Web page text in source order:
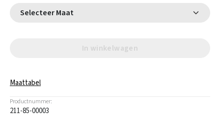
Selecteer Maat
In winkelwagen
Maattabel
Productnummer:
211-85-00003